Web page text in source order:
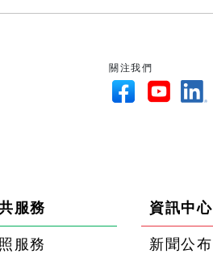
關注我們
服務
服務
資訊中心
新聞公布